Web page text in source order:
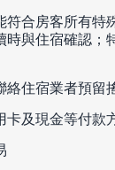
符合房客所有特
時與住宿確認；
絡住宿業者預留
卡及現金等付款